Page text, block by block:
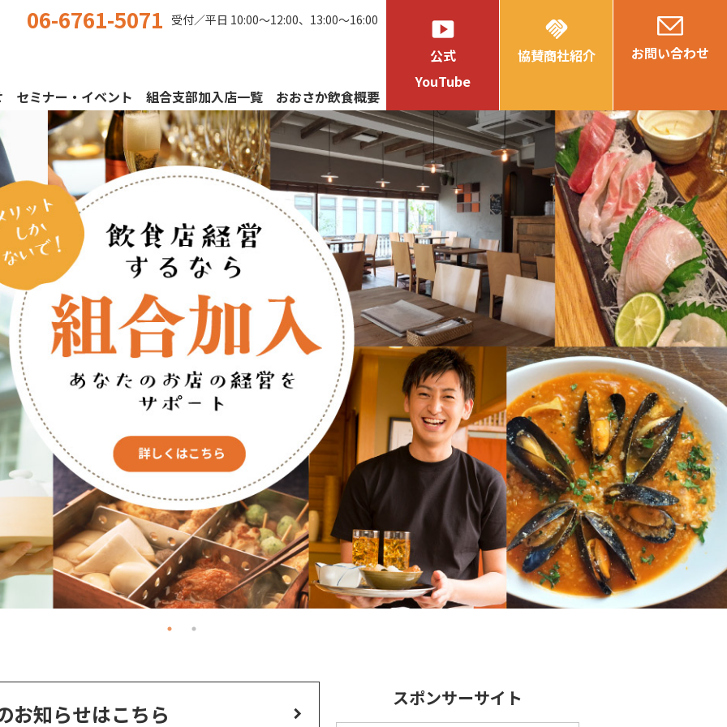
セミナー・イベント 組合支部加入店一覧 おおさか飲食概要
06-6761-5071 受付／平日 10:00〜12:00、13:00〜16:00 smart_display
公式
YouTube
handshake
協賛商社紹介 お問い合わせ
お知らせはこちら
スポンサーサイト